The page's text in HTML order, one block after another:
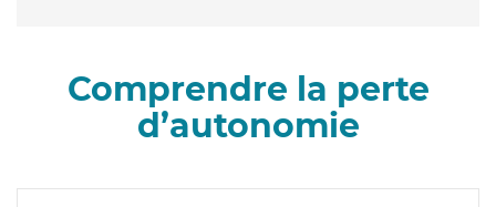
Comprendre la perte
d’autonomie